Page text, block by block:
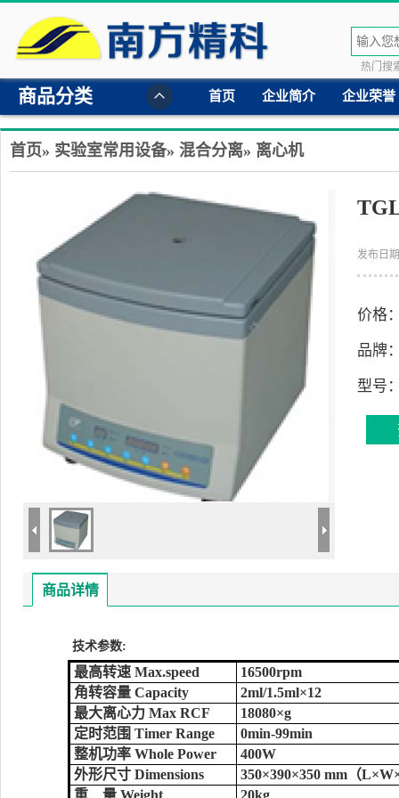
热门搜
商品分类 首页 企业简介 企业荣誉
首页» 实验室常用设备» 混合分离» 离心机
发布日
价格
品牌
型号
商品详情
技术参数:
最高转速 Max.speed
16500rpm
角转容量 Capacity
2ml/1.5ml×12
最大离心力 Max RCF
18080×g
定时范围 Timer Range
0min-99min
整机功率 Whole Power
400W
外形尺寸 Dimensions
350×390×350 mm（
重 量 Weight
20kg